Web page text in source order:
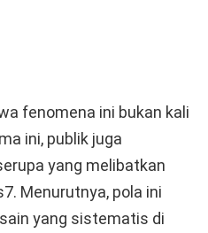
fenomena ini bukan kali
ini, publik juga
yang melibatkan
Menurutnya, pola ini
yang sistematis di